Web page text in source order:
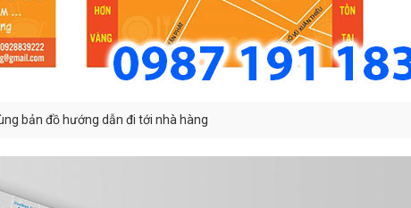
bản đồ hướng dẫn đi tới nhà hàng